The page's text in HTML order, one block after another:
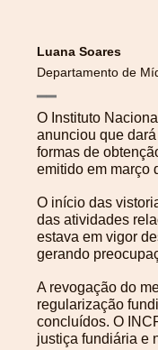
Luana Soares
Departamento de
━━
O Instituto
anunciou que
formas de
emitido em março
O início das
das atividades
estava em vigor
gerando
A revogação do
regularização
concluídos. O
justiça fundiária e